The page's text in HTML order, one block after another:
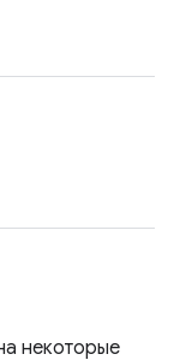
некоторые